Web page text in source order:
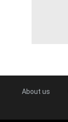
About us